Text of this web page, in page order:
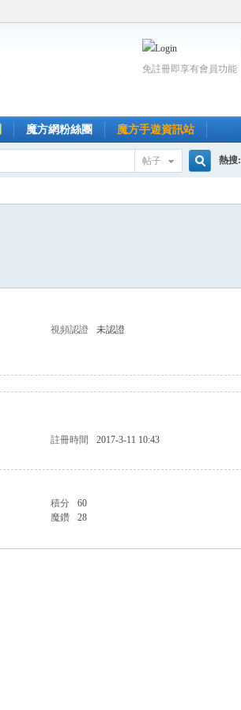
免註冊即享有會員功能
魔方網粉絲團 魔方手遊資訊站
帖子 熱搜:
視頻認證 未認證
註冊時間 2017-3-11 10:43
積分 60
魔鑽 28